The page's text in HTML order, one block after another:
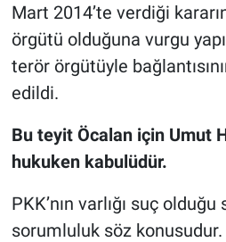
Mart 2014’te verdiği
örgütü olduğuna vurgu
terör örgütüyle
edildi.
Bu teyit Öcalan için Umut
hukuken kabulüdür.
PKK’nın varlığı suç
sorumluluk söz konusudur.